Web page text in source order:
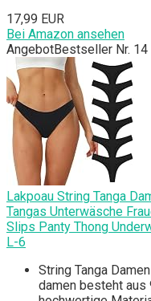
17,99 EUR
Bei Amazon ansehen
AngebotBestseller Nr. 14
Lakpoau String Tanga
Tangas Unterwäsche
Slips Panty Thong
L-6
String Tanga
damen besteht aus